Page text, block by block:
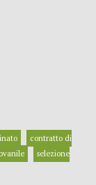
contratto di
selezione